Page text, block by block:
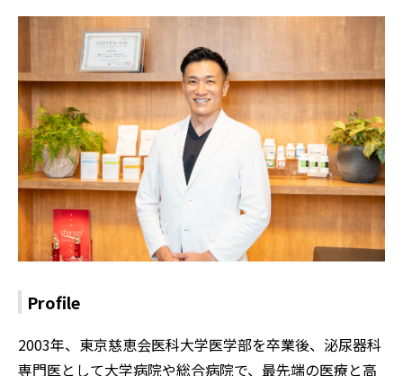
Profile
2003年、東京慈恵会医科大学医学部を卒業後、泌尿器科
専門医として大学病院や総合病院で、最先端の医療と高